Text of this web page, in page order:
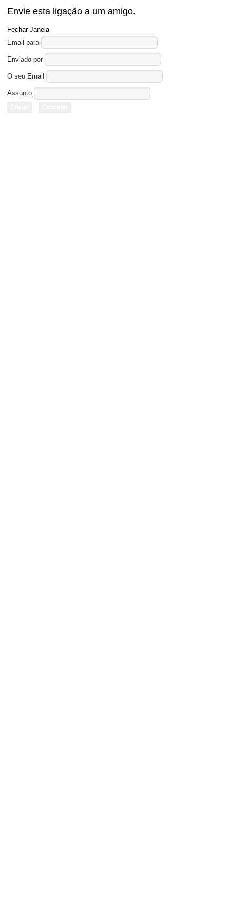
Envie esta ligação a um amigo.
Fechar Janela
Email para
Enviado por
O seu Email
Assunto